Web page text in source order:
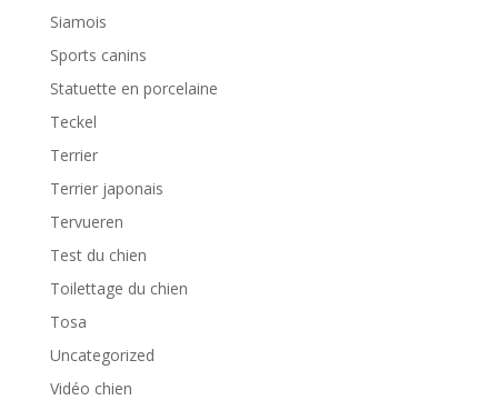
Siamois
Sports canins
Statuette en porcelaine
Teckel
Terrier
Terrier japonais
Tervueren
Test du chien
Toilettage du chien
Tosa
Uncategorized
Vidéo chien